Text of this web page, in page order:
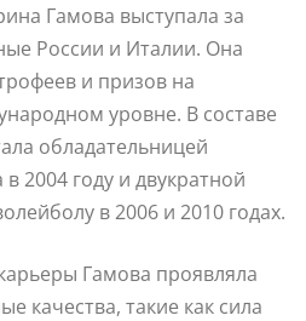
Гамова выступала за
России и Италии. Она
и призов на
уровне. В составе
обладательницей
2004 году и двукратной
в 2006 и 2010 годах.
Гамова проявляла
качества, такие как сила